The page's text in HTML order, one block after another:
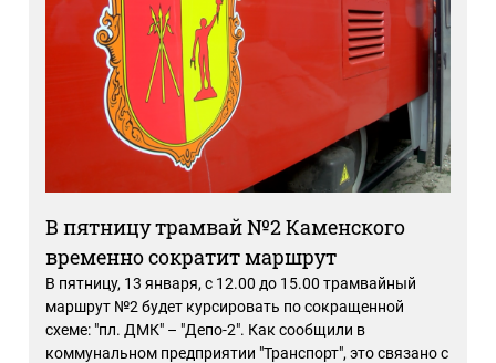
В пятницу трамвай №2 Каменского
временно сократит маршрут
В пятницу, 13 января, с 12.00 до 15.00 трамвайный
маршрут №2 будет курсировать по сокращенной
схеме: "пл. ДМК" – "Депо-2". Как сообщили в
коммунальном предприятии "Транспорт", это связано с